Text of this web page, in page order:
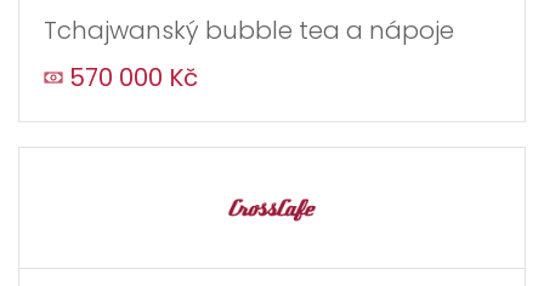
Tchajwanský bubble tea a nápoje
570 000 Kč